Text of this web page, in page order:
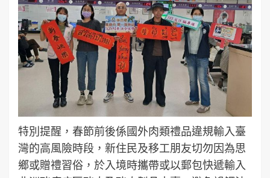
特別提醒，春節前後係國外肉類禮品違規輸入臺
灣的高風險時段，新住民及移工朋友切勿因為思
鄉或贈禮習俗，於入境時攜帶或以郵包快遞輸入